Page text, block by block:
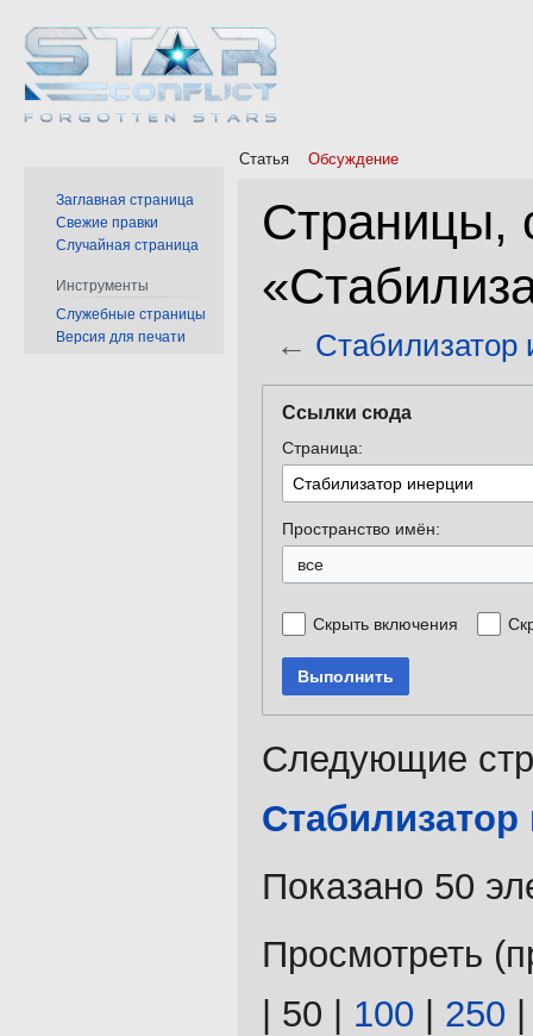
Страницы,
← Стабилизатор
навигации
поиску
Ссылки сюда
Страница:
Пространство имён:
все
Скрыть включения
Выполнить
Следующие
Показано 50
Просмотреть (
50 100 250
Статья Обсуждение
Заглавная страница
Свежие правки
Случайная страница
Инструменты
Служебные страницы
Версия для печати